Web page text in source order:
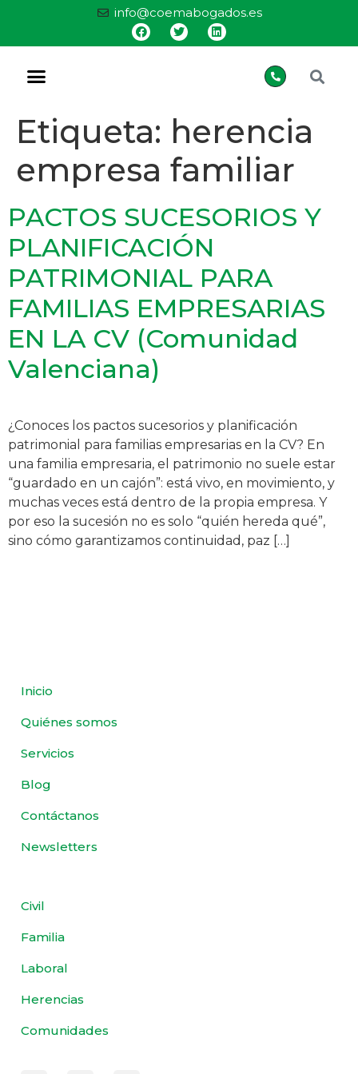
info@coemabogados.es
Etiqueta: herencia
empresa familiar
PACTOS SUCESORIOS Y
PLANIFICACIÓN
PATRIMONIAL PARA
FAMILIAS EMPRESARIAS
EN LA CV (Comunidad
Valenciana)
¿Conoces los pactos sucesorios y planificación
patrimonial para familias empresarias en la CV? En
una familia empresaria, el patrimonio no suele estar
“guardado en un cajón”: está vivo, en movimiento, y
muchas veces está dentro de la propia empresa. Y
por eso la sucesión no es solo “quién hereda qué”,
sino cómo garantizamos continuidad, paz […]
Inicio
Quiénes somos
Servicios
Blog
Contáctanos
Newsletters
Civil
Familia
Laboral
Herencias
Comunidades